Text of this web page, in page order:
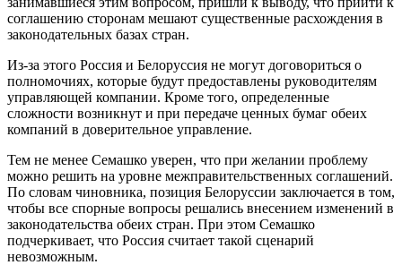
соглашению сторонам мешают существенные расхождения в
законодательных базах стран.
Из-за этого Россия и Белоруссия не могут договориться о
полномочиях, которые будут предоставлены руководителям
управляющей компании. Кроме того, определенные
сложности возникнут и при передаче ценных бумаг обеих
компаний в доверительное управление.
Тем не менее Семашко уверен, что при желании проблему
можно решить на уровне межправительственных соглашений.
По словам чиновника, позиция Белоруссии заключается в том,
чтобы все спорные вопросы решались внесением изменений в
законодательства обеих стран. При этом Семашко
подчеркивает, что Россия считает такой сценарий
невозможным.